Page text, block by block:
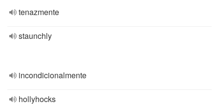
tenazmente
staunchly
incondicionalmente
hollyhocks